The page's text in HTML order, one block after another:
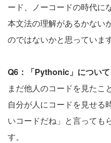
ード、ノーコードの時代に
本文法の理解があるかない
のではないかと思っています
Q6：「Pythonic」について
まだ他人のコードを見たこ
自分が人にコードを見せる
いコードだね」と言っても
す。